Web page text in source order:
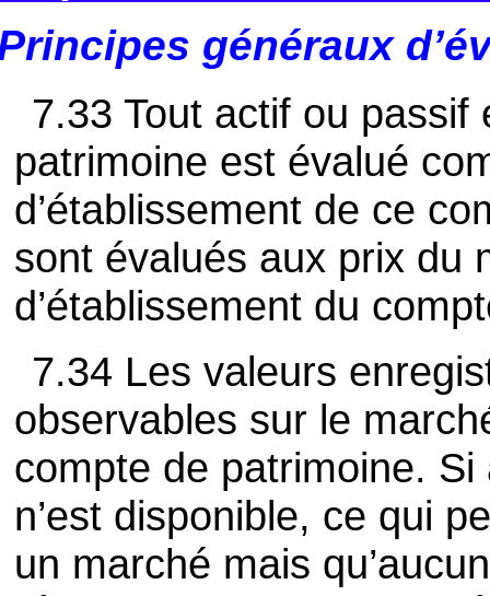
généraux
7.33 Tout actif ou
patrimoine est évalué
d’établissement de ce
sont évalués aux prix du
d’établissement du
7.34 Les valeurs
observables sur le
compte de patrimoine.
n’est disponible, ce qui
un marché mais